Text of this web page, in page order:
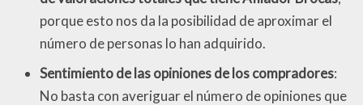
porque esto nos da la posibilidad de aproximar el
número de personas lo han adquirido.
Sentimiento de las opiniones de los compradores:
No basta con averiguar el número de opiniones que